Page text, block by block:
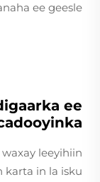
ee geesle.
ee
leeyihiin
karta in la isku